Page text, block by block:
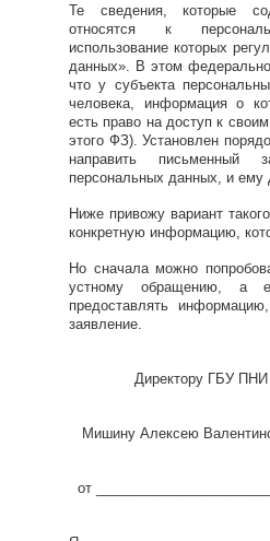
Те сведения, которые
относятся к
использование которых
данных». В этом
что у субъекта
человека, информация о
есть право на доступ к
этого ФЗ). Установлен
направить письменный
персональных данных, и ему
Ниже привожу вариант
конкретную информацию,
Но сначала можно
устному обращению, а
предоставлять
заявление.
Директору ГБУ ПНИ
Мишину Алексею
от